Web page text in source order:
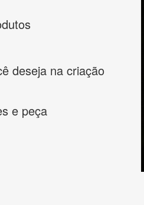
deseja na criação
e peça